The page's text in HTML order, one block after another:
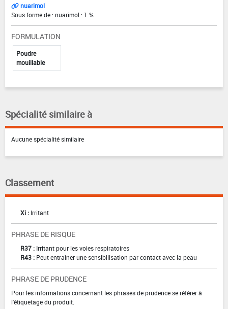
nuarimol
Sous forme de : nuarimol : 1 %
FORMULATION
Poudre
mouillable
Spécialité similaire à
Aucune spécialité similaire
Classement
Xi : Irritant
PHRASE DE RISQUE
R37 : Irritant pour les voies respiratoires
R43 : Peut entraîner une sensibilisation par contact avec la peau
PHRASE DE PRUDENCE
Pour les informations concernant les phrases de prudence se référer à
l'étiquetage du produit.